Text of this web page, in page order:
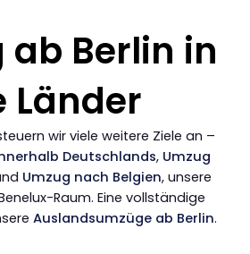
ab Berlin in
Länder
wir viele weitere Ziele an –
Deutschlands, Umzug
Umzug nach Belgien, unsere
Raum. Eine vollständige
Auslandsumzüge ab Berlin.